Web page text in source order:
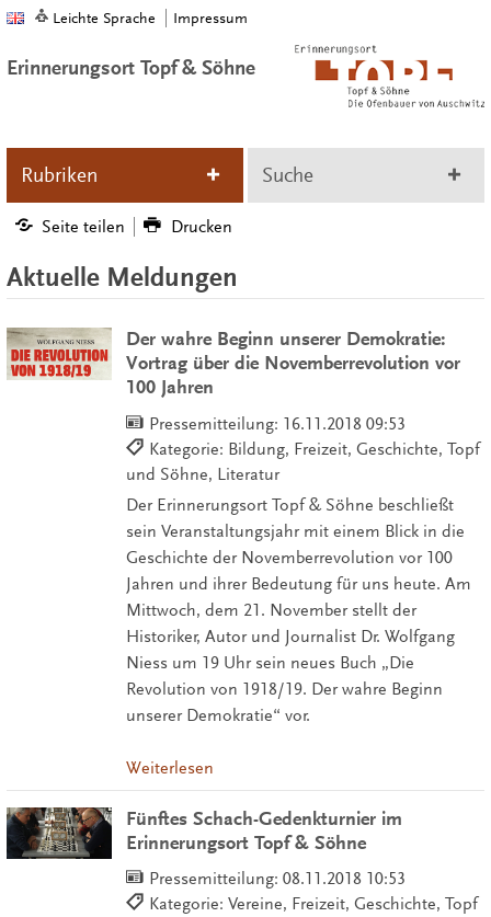
Leichte Sprache Impressum
Erinnerungsort Topf & Söhne
Rubriken Suche
Seite teilen Drucken
Aktuelle Meldungen
Der wahre Beginn unserer Demokratie:
Vortrag über die Novemberrevolution vor
100 Jahren
Pressemitteilung: 16.11.2018 09:53
Kategorie: Bildung, Freizeit, Geschichte, Topf
und Söhne, Literatur
Der Erinnerungsort Topf & Söhne beschließt
sein Veranstaltungsjahr mit einem Blick in die
Geschichte der Novemberrevolution vor 100
Jahren und ihrer Bedeutung für uns heute. Am
Mittwoch, dem 21. November stellt der
Historiker, Autor und Journalist Dr. Wolfgang
Niess um 19 Uhr sein neues Buch „Die
Revolution von 1918/19. Der wahre Beginn
unserer Demokratie“ vor.
Weiterlesen
Fünftes Schach-Gedenkturnier im
Erinnerungsort Topf & Söhne
Pressemitteilung: 08.11.2018 10:53
Kategorie: Vereine, Freizeit, Geschichte, Topf